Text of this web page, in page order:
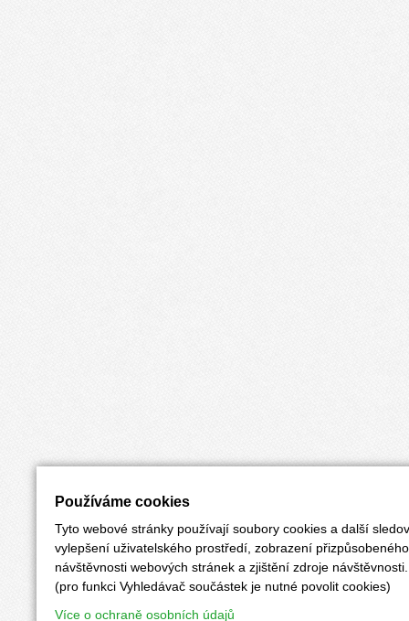
Používáme cookies
Tyto webové stránky používají soubory cookies a další
vylepšení uživatelského prostředí, zobrazení
návštěvnosti webových stránek a zjištění zdroje návštěvnosti.
(pro funkci Vyhledávač součástek je nutné povolit cookies)
Více o ochraně osobních údajů